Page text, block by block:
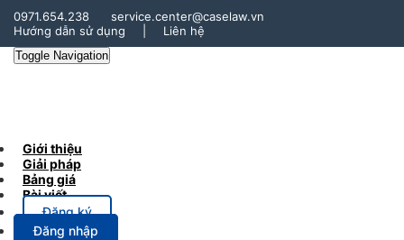
0971.654.238
service.center@caselaw.vn
Hướng dẫn sử dụng
Liên hệ
Toggle Navigation
Giới thiệu
Giải pháp
Bảng giá
Bài viết
Đăng ký
Đăng nhập